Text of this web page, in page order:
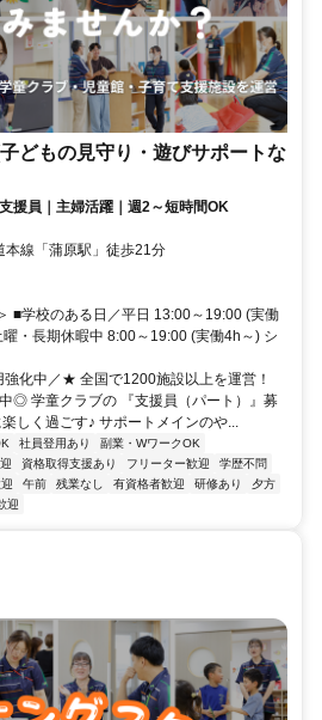
どもの見守り・遊びサポートな
員｜主婦活躍｜週2～短時間OK
本線「蒲原駅」徒歩21分
■学校のある日／平日 13:00～19:00 (実働
・長期休暇中 8:00～19:00 (実働4h～) シ
化中／★ 全国で1200施設以上を運営！
◎ 学童クラブの 『支援員（パート）』募
しく過ごす♪ サポートメインのや...
社員登用あり
副業・WワークOK
資格取得支援あり フリーター歓迎
学歴不問
午前 残業なし 有資格者歓迎 研修あり
夕方
迎